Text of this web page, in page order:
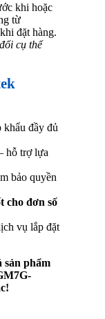
khi hoặc
từ
đặt hàng.
cụ thể
khẩu đầy đủ
hỗ trợ lựa
bảo quyền
cho đơn số
vụ lắp đặt
sản phẩm